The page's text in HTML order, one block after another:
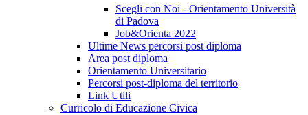
Scegli con Noi - Orientamento Università
di Padova
Job&Orienta 2022
Ultime News percorsi post diploma
Area post diploma
Orientamento Universitario
Percorsi post-diploma del territorio
Link Utili
Curricolo di Educazione Civica